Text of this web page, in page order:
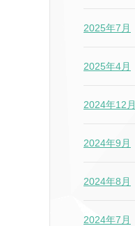
2025年7月
2025年4月
2024年12月
2024年9月
2024年8月
2024年7月